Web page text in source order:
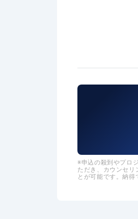
申込の殺到やプロ
ただき、カウンセリ
とが可能です。納得